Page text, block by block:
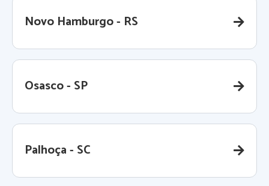
Novo Hamburgo - RS
Osasco - SP
Palhoça - SC